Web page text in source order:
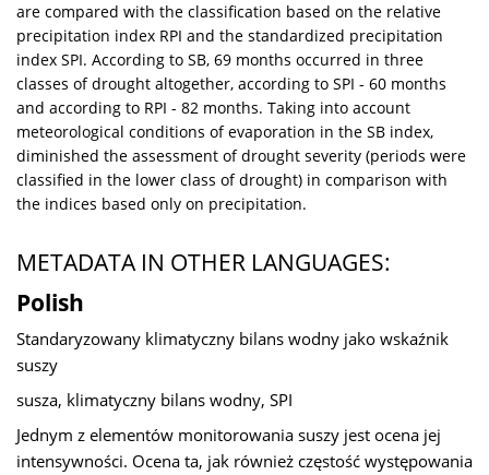
are compared with the classification based on the relative
precipitation index RPI and the standardized precipitation
index SPI. According to SB, 69 months occurred in three
classes of drought altogether, according to SPI - 60 months
and according to RPI - 82 months. Taking into account
meteorological conditions of evaporation in the SB index,
diminished the assessment of drought severity (periods were
classified in the lower class of drought) in comparison with
the indices based only on precipitation.
METADATA IN OTHER LANGUAGES:
Polish
Standaryzowany klimatyczny bilans wodny jako wskaźnik
suszy
susza, klimatyczny bilans wodny, SPI
Jednym z elementów monitorowania suszy jest ocena jej
intensywności. Ocena ta, jak również częstość występowania